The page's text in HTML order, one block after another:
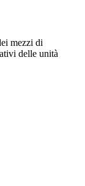
mezzi di
delle unità